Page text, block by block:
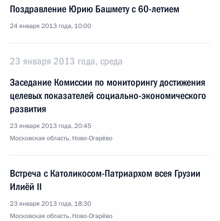
Поздравление Юрию Башмету с 60-летием
24 января 2013 года, 10:00
23 января 2013 года, среда
Заседание Комиссии по мониторингу достижения
целевых показателей социально-экономического
развития
23 января 2013 года, 20:45
Московская область, Ново-Огарёво
Встреча с Католикосом-Патриархом всея Грузии
Илиёй II
23 января 2013 года, 18:30
Московская область, Ново-Огарёво